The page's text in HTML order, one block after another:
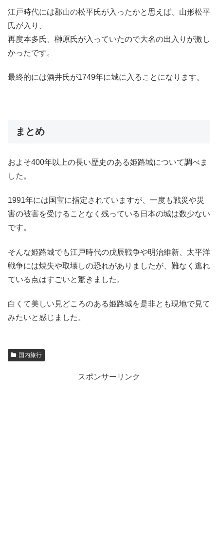
江戸時代には郡山の松平氏が入ったかと思えば、山形松平
氏が入り、
再度本多氏、榊原氏が入っていたので大名の出入りが激し
かったです。
最終的には酒井氏が1749年に城に入ることになります。
まとめ
およそ400年以上の長い歴史のある姫路城について調べま
した。
1991年には国宝に指定されていますが、一度も戦災や災
害の被害を受けることなく残っている日本の城は数少ない
です。
そんな姫路城でも江戸時代の戊辰戦争や明治維新、太平洋
戦争には焼失や取壊しの恐れがありましたが、難なく逃れ
ている点はすごいと驚きました。
白くて美しい見どころのある姫路城を是非とも現地で見て
みたいと感じました。
国内旅行
スポンサーリンク